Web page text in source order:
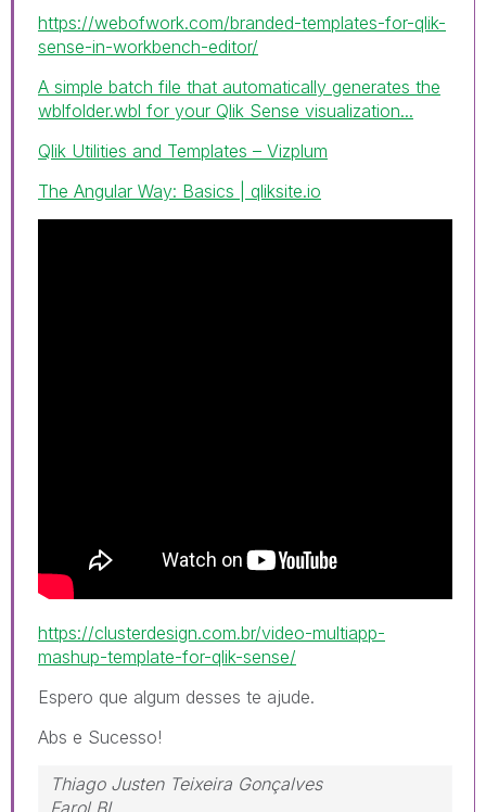
https://webofwork.com/branded-templates-for-qlik-
sense-in-workbench-editor/
A simple batch file that automatically generates the
wblfolder.wbl for your Qlik Sense visualization...
Qlik Utilities and Templates – Vizplum
The Angular Way: Basics | qliksite.io
https://clusterdesign.com.br/video-multiapp-
mashup-template-for-qlik-sense/
Espero que algum desses te ajude.
Abs e Sucesso!
Thiago Justen Teixeira Gonçalves
Farol BI